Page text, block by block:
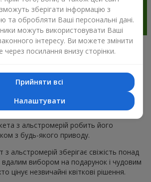
вибрати букет з
в м.Черневці
— це ніжність і естетика в одному
пелюсток і незвична форма ніжних
багатьом
з альстромерій робить його
з будь-якого приводу.
з альстромерій зберігає свіжість понад
вибором на подарунок і чудовим
цінує незвичайні квіткові рішення.
зберігати інформацію з
та обробляти Ваші персональні дані.
можуть використовувати Ваші
законного інтересу. Ви можете змінити
через посилання внизу сторінки.
Прийняти всі
Налаштувати